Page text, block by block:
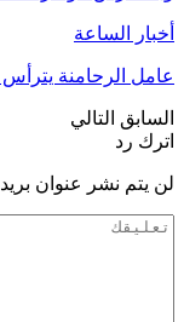
أخبار الساعة
عامل الرحامنة
السابق التالي
اترك رد
لن يتم نشر عنوان